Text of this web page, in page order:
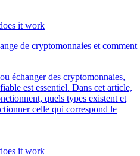
de cryptomonnaies et comment
échanger des cryptomonnaies,
est essentiel. Dans cet article,
quels types existent et
celle qui correspond le